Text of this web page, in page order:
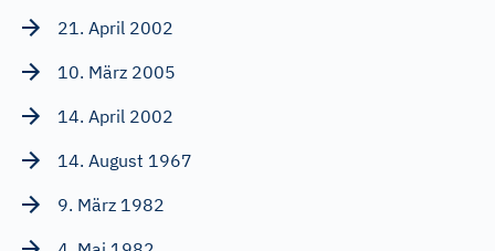
21. April 2002
10. März 2005
14. April 2002
14. August 1967
9. März 1982